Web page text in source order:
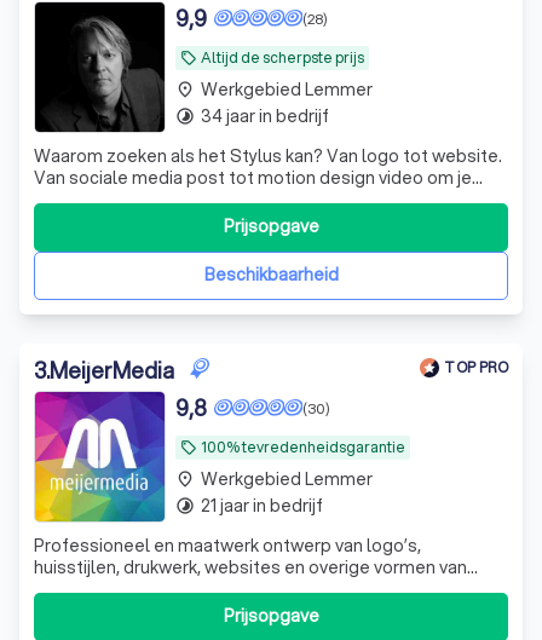
local_offer Altijd de scherpste prijs
(28)
9,9
Waarom zoeken als het Stylus kan? Van logo tot website.
Van sociale media post tot motion design video om je
bedrijf een boost te geven. Service is een speerpunt.
Beschikbaarheid
Prijsopgave
place Werkgebied Lemmer
timelapse 34 jaar in bedrijf
3.MeijerMedia TOP PRO
local_offer 100% tevredenheidsgarantie
(30)
9,8
Professioneel en maatwerk ontwerp van logo’s,
huisstijlen, drukwerk, websites en overige vormen van
creatieve communicatie. Flexibel, betrouwbaar, een
overvloed aan creativiteit en nette prijzen.
Prijsopgave
place Werkgebied Lemmer
timelapse 21 jaar in bedrijf